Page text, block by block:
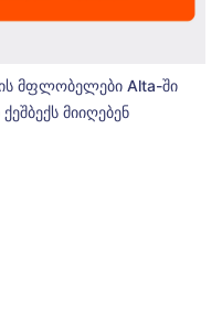
მფლობელები Alta-ში
მიიღებენ